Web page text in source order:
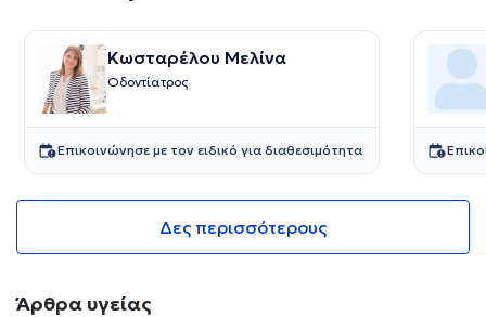
Κωσταρέλου Μελίνα
Οδοντίατρος
Επικοινώνησε με τον ειδικό για διαθεσιμότητα
Δες περισσότερους
Άρθρα υγείας